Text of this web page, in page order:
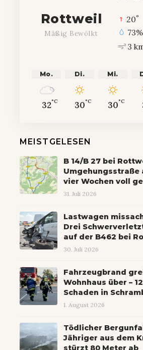
Rottweil
Mäßig Bewölkt
20°
73%
3
Mo.
32°C
Di.
30°C
Mi.
30°C
MEISTGELESEN
B 14/B 27 bei
Umgehungsstraße
vier Wochen voll
31. Juli 2026
Lastwagen
Drei
auf der B462 bei
30. Juli 2026
Fahrzeugbrand
Wohnhaus über –
Schaden in
1. August 2026
Tödlicher
Jähriger aus dem